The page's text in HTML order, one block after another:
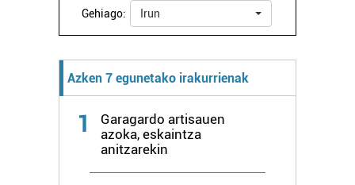
Gehiago: Irun
Azken 7 egunetako irakurrienak
1
Garagardo artisauen
azoka, eskaintza
anitzarekin